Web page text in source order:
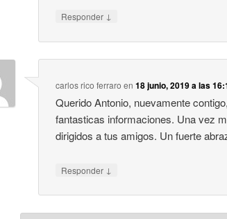
Responder ↓
carlos rico ferraro en18 junio, 2019 a las
Querido Antonio, nuevamente
fantasticas informaciones. Una vez
dirigidos a tus amigos. Un fuerte
Responder ↓